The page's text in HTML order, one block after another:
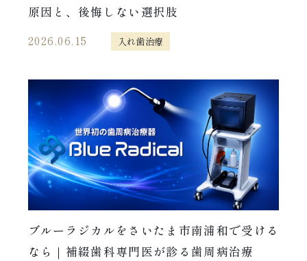
原因と、後悔しない選択肢
2026.06.15 入れ歯治療
ブルーラジカルをさいたま市南浦和で受ける
なら｜補綴歯科専門医が診る歯周病治療